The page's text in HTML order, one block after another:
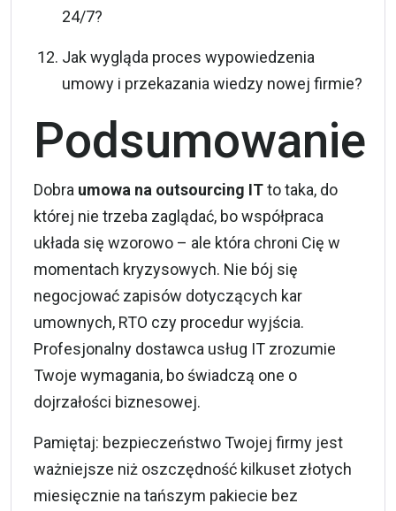
24/7?
Jak wygląda proces wypowiedzenia
umowy i przekazania wiedzy nowej firmie?
Podsumowanie
Dobra umowa na outsourcing ITto taka, do
której nie trzeba zaglądać, bo współpraca
układa się wzorowo – ale która chroni Cię w
momentach kryzysowych. Nie bój się
negocjować zapisów dotyczących kar
umownych, RTO czy procedur wyjścia.
Profesjonalny dostawca usług IT zrozumie
Twoje wymagania, bo świadczą one o
dojrzałości biznesowej.
Pamiętaj: bezpieczeństwo Twojej firmy jest
ważniejsze niż oszczędność kilkuset złotych
miesięcznie na tańszym pakiecie bez